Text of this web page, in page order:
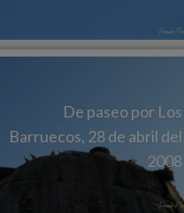
De paseo por Los
Barruecos, 28 de abril del
2008